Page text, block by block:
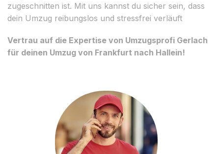
zugeschnitten ist. Mit uns kannst du sicher sein, dass
dein Umzug reibungslos und stressfrei verläuft
Vertrau auf die Expertise von Umzugsprofi Gerlach
für deinen Umzug von Frankfurt nach Hallein!